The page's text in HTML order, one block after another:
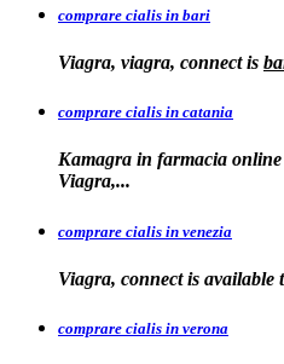
comprare cialis in bari
Viagra, viagra, connect is
comprare cialis in catania
Kamagra in farmacia
Viagra,...
comprare cialis in venezia
Viagra, connect is available
comprare cialis in verona